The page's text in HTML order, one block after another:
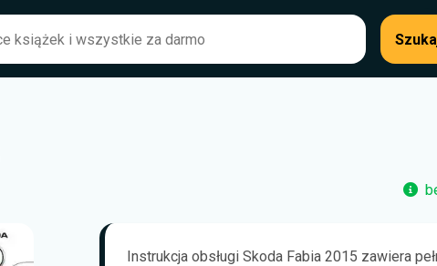
Instrukcja obsługi Skoda Fabia 2015 zawiera